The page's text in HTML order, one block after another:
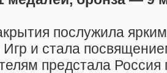
послужила
и стала
предстала Россия